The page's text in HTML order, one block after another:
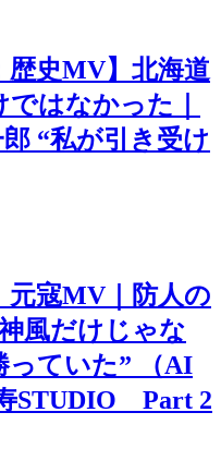
歴史MV】北海道
はなかった｜
“私が引き受け
元寇MV｜防人の
風だけじゃな
っていた” （AI
STUDIO Part 2